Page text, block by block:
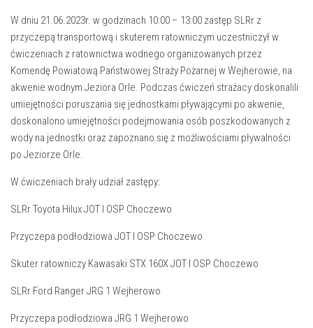
W dniu 21.06.2023r. w godzinach 10:00 – 13:00 zastęp SLRr z
przyczepą transportową i skuterem ratowniczym uczestniczył w
ćwiczeniach z ratownictwa wodnego organizowanych przez
Komendę Powiatową Państwowej Straży Pożarnej w Wejherowie, na
akwenie wodnym Jeziora Orle. Podczas ćwiczeń strażacy doskonalili
umiejętności poruszania się jednostkami pływającymi po akwenie,
doskonalono umiejętności podejmowania osób poszkodowanych z
wody na jednostki oraz zapoznano się z możliwościami pływalności
po Jeziorze Orle.
W ćwiczeniach brały udział zastępy:
SLRr Toyota Hilux JOT I OSP Choczewo
Przyczepa podłodziowa JOT I OSP Choczewo
Skuter ratowniczy Kawasaki STX 160X JOT I OSP Choczewo
SLRr Ford Ranger JRG 1 Wejherowo
Przyczepa podłodziowa JRG 1 Wejherowo